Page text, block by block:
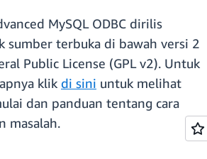
MySQL ODBC dirilis
sumber terbuka di bawah versi 2
Public License (GPL v2). Untuk
klik di sini untuk melihat
dan panduan tentang cara
masalah.